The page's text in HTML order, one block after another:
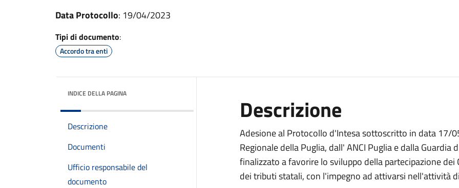
Data Protocollo: 19/04/2023
Tipi di documento:
Accordo tra enti
INDICE DELLA PAGINA
Descrizione
Documenti
Ufficio responsabile del
documento
Descrizione
Adesione al Protocollo d'Intesa sottoscritto in data 17/
Regionale della Puglia, dall' ANCI Puglia e dalla
finalizzato a favorire lo sviluppo della partecipazione
dei tributi statali, con l'impegno ad attivarsi nell'attività